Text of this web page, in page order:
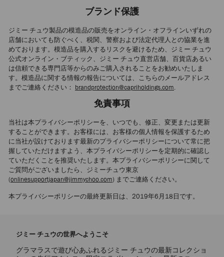
ブランド保護
ジミー チュウ製品の模造品の販売をオンライン・オフラインいずれの
店舗においても防ぐべく、税関、警察および法定代理人との協業を進
めております。模造品を購入するリスクを避けるため、ジミー チュウ
公式オンライン・ブティック、ジミー チュウ直営店舗、百貨店あるい
は信頼できる専門店等からのみご購入されることをお勧めいたしま
す。模造品に関する情報の報告については、こちらのメールアドレス
までご連絡ください： brandprotection@capriholdings.com.
免責事項
当社は本プライバシーポリシーを、いつでも、修正、変更または更新
することができます。お客様には、お客様の個人情報を保護するため
に当社が設けております最新のプライバシーポリシーについて常に把
握していただけますよう、本プライバシーポリシーを定期的に確認し
ていただくことを推奨いたします。本プライバシーポリシーに関して
ご質問がございましたら、ジミーチュウ東京
(onlinesupportjapan@jimmychoo.com) までご連絡ください。
本プライバシーポリシーの最終更新日は、2019年6月18日です。
ジミー チュウの世界へようこそ
グラマラスで遊び心あふれるジミー チュウの最新コレクショ